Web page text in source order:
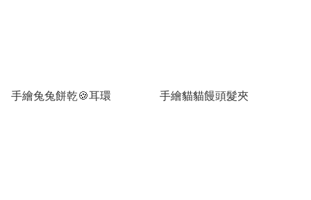
手繪兔兔餅乾🍪耳環 手繪貓貓饅頭髮夾